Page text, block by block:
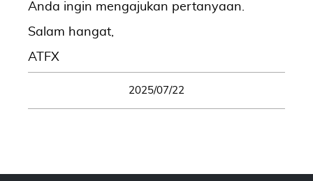
Anda ingin mengajukan pertanyaan.
Salam hangat,
ATFX
2025/07/22